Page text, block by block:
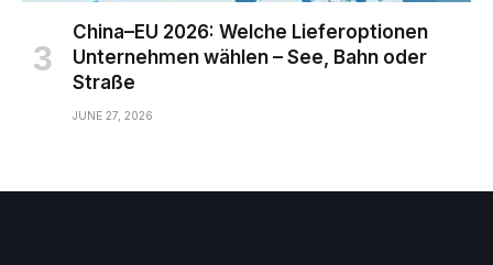
China–EU 2026: Welche Lieferoptionen
Unternehmen wählen – See, Bahn oder
Straße
JUNE 27, 2026